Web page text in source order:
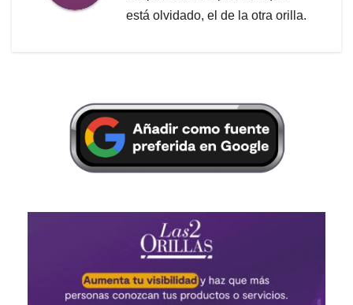
está olvidado, el de la otra orilla.